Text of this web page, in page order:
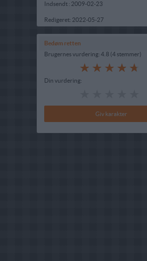
Indsendt : 2009-02-23
Redigeret: 2022-05-27
Bedøm retten
Brugernes vurdering: 4.8 (4 stemmer)
Din vurdering: